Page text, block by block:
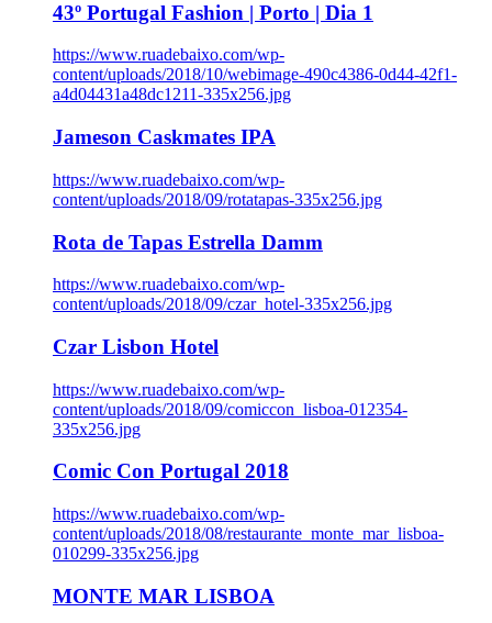
43º Portugal Fashion | Porto | Dia 1
https://www.ruadebaixo.com/wp-
content/uploads/2018/10/webimage-490c4386-0d44-42f1-
a4d04431a48dc1211-335x256.jpg
Jameson Caskmates IPA
https://www.ruadebaixo.com/wp-
content/uploads/2018/09/rotatapas-335x256.jpg
Rota de Tapas Estrella Damm
https://www.ruadebaixo.com/wp-
content/uploads/2018/09/czar_hotel-335x256.jpg
Czar Lisbon Hotel
https://www.ruadebaixo.com/wp-
content/uploads/2018/09/comiccon_lisboa-012354-
335x256.jpg
Comic Con Portugal 2018
https://www.ruadebaixo.com/wp-
content/uploads/2018/08/restaurante_monte_mar_lisboa-
010299-335x256.jpg
MONTE MAR LISBOA